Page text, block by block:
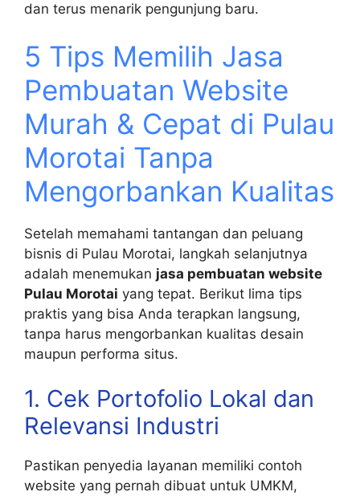
dan terus menarik pengunjung baru.
5 Tips Memilih Jasa
Pembuatan Website
Murah & Cepat di Pulau
Morotai Tanpa
Mengorbankan Kualitas
Setelah memahami tantangan dan peluang
bisnis di Pulau Morotai, langkah selanjutnya
adalah menemukan jasa pembuatan website
Pulau Morotai yang tepat. Berikut lima tips
praktis yang bisa Anda terapkan langsung,
tanpa harus mengorbankan kualitas desain
maupun performa situs.
1. Cek Portofolio Lokal dan
Relevansi Industri
Pastikan penyedia layanan memiliki contoh
website yang pernah dibuat untuk UMKM,